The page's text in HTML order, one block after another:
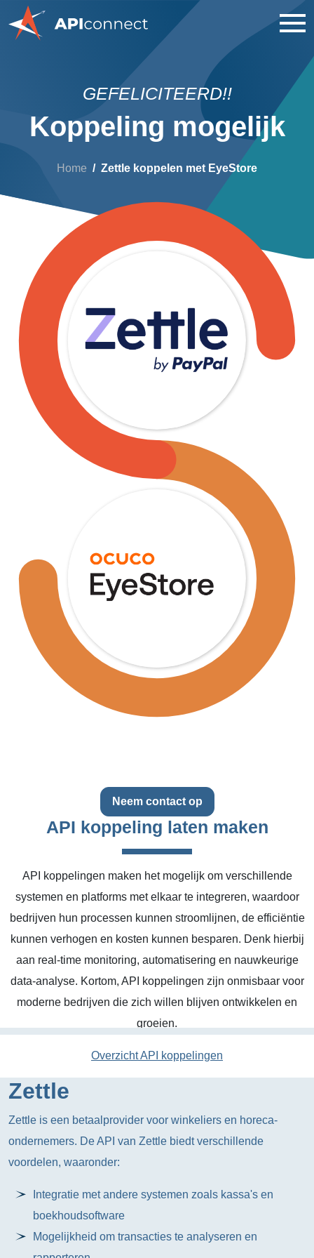
GEFELICITEERD!!
Koppeling mogelijk
Home Zettle koppelen met EyeStore
Neem contact op
API koppeling laten maken
API koppelingen maken het mogelijk om verschillende
systemen en platforms met elkaar te integreren, waardoor
bedrijven hun processen kunnen stroomlijnen, de efficiëntie
kunnen verhogen en kosten kunnen besparen. Denk hierbij
aan real-time monitoring, automatisering en nauwkeurige
data-analyse. Kortom, API koppelingen zijn onmisbaar voor
moderne bedrijven die zich willen blijven ontwikkelen en
groeien.
Overzicht API koppelingen
Zettle
Zettle is een betaalprovider voor winkeliers en horeca-
ondernemers. De API van Zettle biedt verschillende
voordelen, waaronder:
Integratie met andere systemen zoals kassa's en
boekhoudsoftware
Mogelijkheid om transacties te analyseren en